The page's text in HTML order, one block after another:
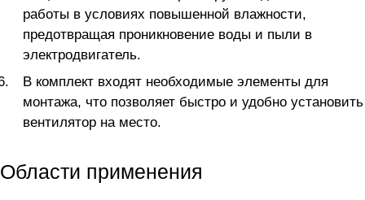
работы в условиях повышенной влажности,
предотвращая проникновение воды и пыли в
электродвигатель.
В комплект входят необходимые элементы для
монтажа, что позволяет быстро и удобно установить
вентилятор на место.
Области применения